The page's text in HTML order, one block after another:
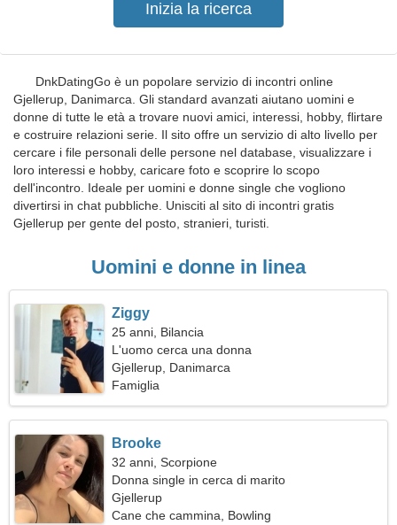
DnkDatingGo è un popolare servizio di incontri online
Gjellerup, Danimarca. Gli standard avanzati aiutano uomini e
donne di tutte le età a trovare nuovi amici, interessi, hobby, flirtare
e costruire relazioni serie. Il sito offre un servizio di alto livello per
cercare i file personali delle persone nel database, visualizzare i
loro interessi e hobby, caricare foto e scoprire lo scopo
dell'incontro. Ideale per uomini e donne single che vogliono
divertirsi in chat pubbliche. Unisciti al sito di incontri gratis
Gjellerup per gente del posto, stranieri, turisti.
Uomini e donne in linea
Ziggy
25 anni, Bilancia
L'uomo cerca una donna
Gjellerup, Danimarca
Famiglia
Brooke
32 anni, Scorpione
Donna single in cerca di marito
Gjellerup
Cane che cammina, Bowling